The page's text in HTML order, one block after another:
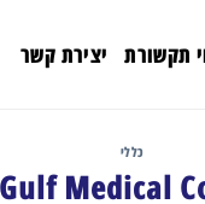
תקשורת יצירת קשר
כללי